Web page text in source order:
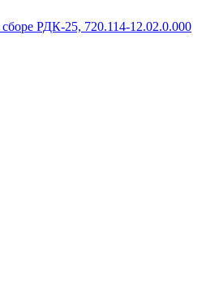
РДК-25, 720.114-12.02.0.000